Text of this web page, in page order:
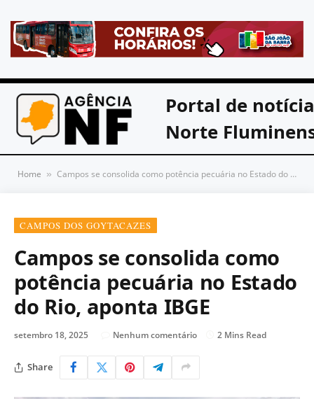
Portal de
Norte
Home » Campos se consolida como potência pecuária no Estado do Rio, aponta IBGE
CAMPOS DOS GOYTACAZES
Campos se consolida como
potência pecuária no Estado
do Rio, aponta IBGE
setembro 18, 2025 Nenhum comentário 2 Mins Read
Share